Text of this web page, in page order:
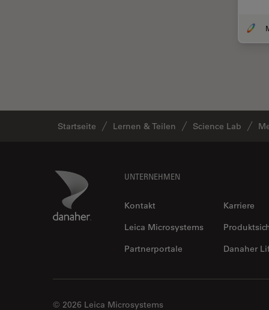
Kameras
Kataraktchirurgie
Klinische Pathologie
Streumikroskop (CRS)
Startseite Lernen & Teilen Science Lab
Danaher Logo UNTERNEHMEN
Kontakt
Karriere
Leica Microsystems
Partnerportale
Danaher
© 2026 Leica Microsystems